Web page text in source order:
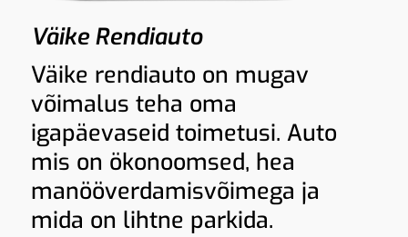
Väike Rendiauto
Väike rendiauto on mugav
võimalus teha oma
igapäevaseid toimetusi. Auto
mis on ökonoomsed, hea
manööverdamisvõimega ja
mida on lihtne parkida.